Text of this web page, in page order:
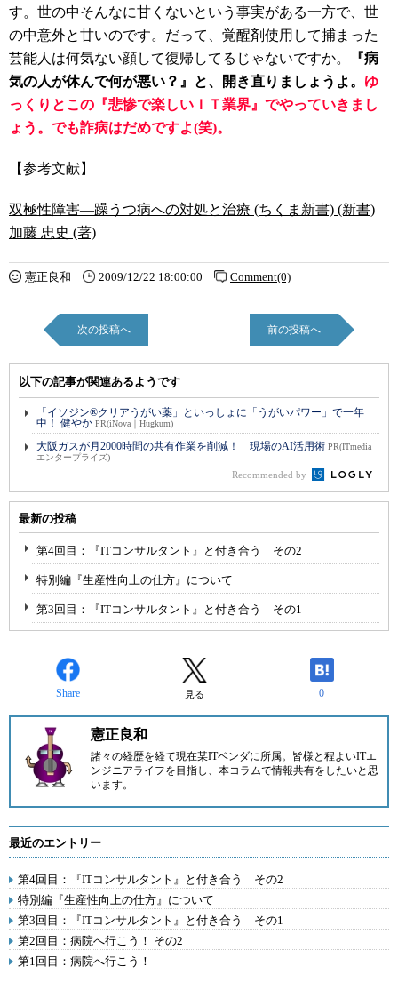
す。世の中そんなに甘くないという事実がある一方で、世
の中意外と甘いのです。だって、覚醒剤使用して捕まった
芸能人は何気ない顔して復帰してるじゃないですか。
『病
気の人が休んで何が悪い？』と、開き直りましょうよ。 ゆ
っくりとこの『悲惨で楽しいＩＴ業界』でやっていきまし
ょう。でも詐病はだめですよ(笑)。
【参考文献】
双極性障害―躁うつ病への対処と治療 (ちくま新書) (新書)
加藤 忠史 (著)
憲正良和 2009/12/22 18:00:00 Comment(0)
次の投稿へ 前の投稿へ
以下の記事が関連あるようです
「イソジン®クリアうがい薬」といっしょに「うがいパワー」で一年
中！ 健やか PR(iNova｜Hugkum)
大阪ガスが月2000時間の共有作業を削減！ 現場のAI活用術 PR(ITmedia
エンタープライズ)
Recommended by
最新の投稿
第4回目：『ITコンサルタント』と付き合う その2
特別編『生産性向上の仕方』について
第3回目：『ITコンサルタント』と付き合う その1
Share 見る 0
憲正良和
諸々の経歴を経て現在某ITベンダに所属。皆様と程よいITエ
ンジニアライフを目指し、本コラムで情報共有をしたいと思
います。
最近のエントリー
第4回目：『ITコンサルタント』と付き合う その2
特別編『生産性向上の仕方』について
第3回目：『ITコンサルタント』と付き合う その1
第2回目：病院へ行こう！ その2
第1回目：病院へ行こう！